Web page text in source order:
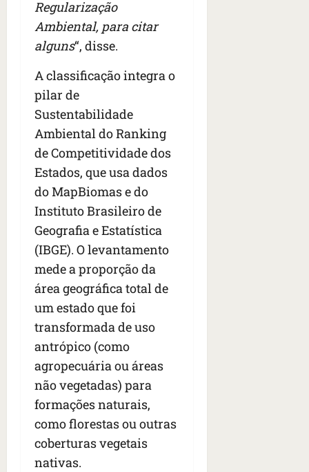
Regularização
Ambiental, para citar
alguns“, disse.
A classificação integra o
pilar de
Sustentabilidade
Ambiental do Ranking
de Competitividade dos
Estados, que usa dados
do MapBiomas e do
Instituto Brasileiro de
Geografia e Estatística
(IBGE). O levantamento
mede a proporção da
área geográfica total de
um estado que foi
transformada de uso
antrópico (como
agropecuária ou áreas
não vegetadas) para
formações naturais,
como florestas ou outras
coberturas vegetais
nativas.